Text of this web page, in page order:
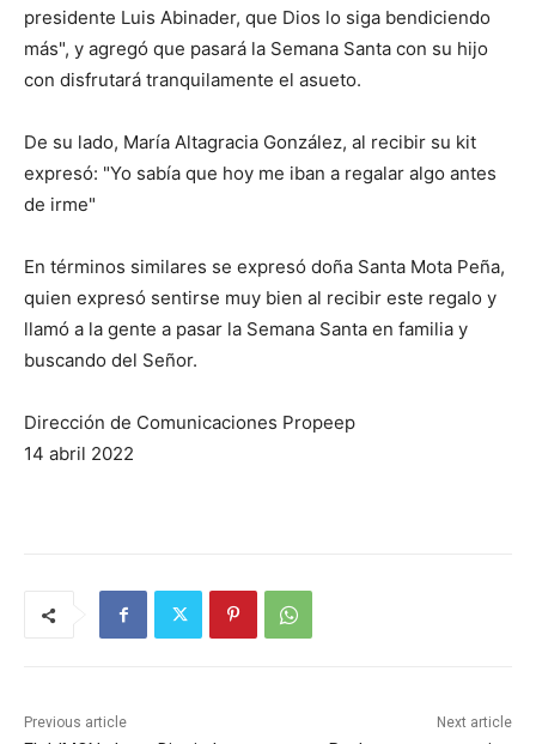
presidente Luis Abinader, que Dios lo siga bendiciendo
más", y agregó que pasará la Semana Santa con su hijo
con disfrutará tranquilamente el asueto.
De su lado, María Altagracia González, al recibir su kit
expresó: "Yo sabía que hoy me iban a regalar algo antes
de irme"
En términos similares se expresó doña Santa Mota Peña,
quien expresó sentirse muy bien al recibir este regalo y
llamó a la gente a pasar la Semana Santa en familia y
buscando del Señor.
Dirección de Comunicaciones Propeep
14 abril 2022
Previous article Next article